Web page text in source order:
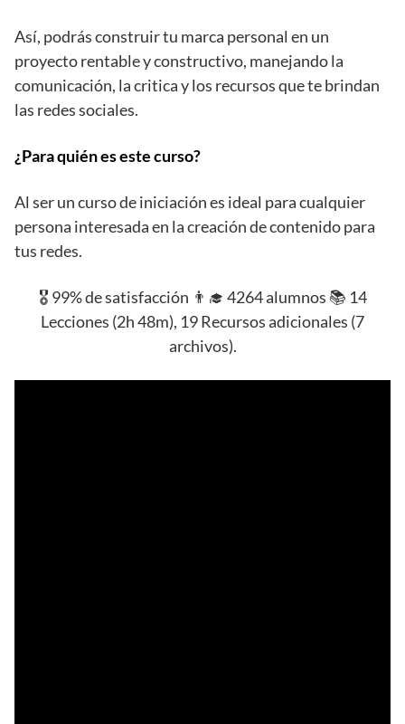
Así, podrás construir tu marca personal en un
proyecto rentable y constructivo, manejando la
comunicación, la critica y los recursos que te brindan
las redes sociales.
¿Para quién es este curso?
Al ser un curso de iniciación es ideal para cualquier
persona interesada en la creación de contenido para
tus redes.
🎖️ 99% de satisfacción 👨‍🎓 4264 alumnos 📚 14
Lecciones (2h 48m), 19 Recursos adicionales (7
archivos).